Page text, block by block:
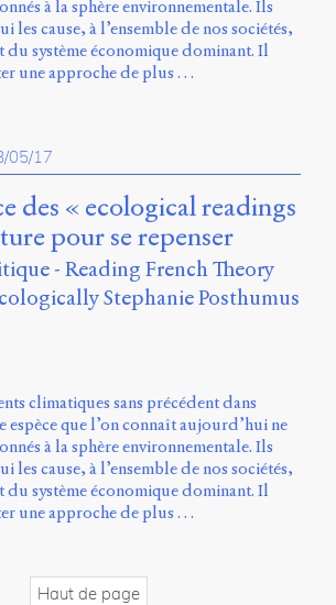
à la sphère environnementale. Ils
les cause, à l’ensemble de nos sociétés,
du système économique dominant. Il
une approche de plus …
05/17
des « ecological readings
pour se repenser
- Reading French Theory
Stephanie Posthumus
climatiques sans précédent dans
espèce que l’on connaît aujourd’hui ne
à la sphère environnementale. Ils
les cause, à l’ensemble de nos sociétés,
du système économique dominant. Il
une approche de plus …
Haut de page